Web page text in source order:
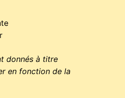
donnés à titre
en fonction de la